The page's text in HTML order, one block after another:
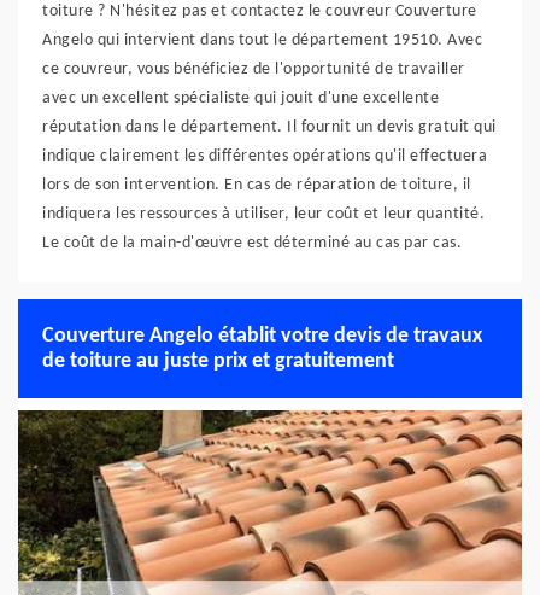
toiture ? N'hésitez pas et contactez le couvreur Couverture
Angelo qui intervient dans tout le département 19510. Avec
ce couvreur, vous bénéficiez de l'opportunité de travailler
avec un excellent spécialiste qui jouit d'une excellente
réputation dans le département. Il fournit un devis gratuit qui
indique clairement les différentes opérations qu'il effectuera
lors de son intervention. En cas de réparation de toiture, il
indiquera les ressources à utiliser, leur coût et leur quantité.
Le coût de la main-d'œuvre est déterminé au cas par cas.
Couverture Angelo établit votre devis de travaux
de toiture au juste prix et gratuitement